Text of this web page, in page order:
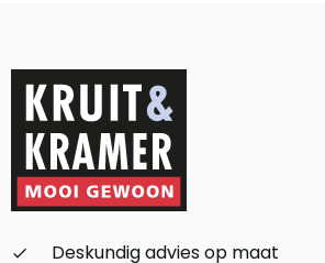
check_small
Deskundig advies op maat